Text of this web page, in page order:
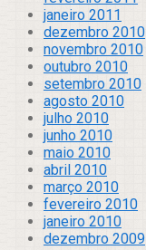
janeiro 2011
dezembro 2010
novembro 2010
outubro 2010
setembro 2010
agosto 2010
julho 2010
junho 2010
maio 2010
abril 2010
março 2010
fevereiro 2010
janeiro 2010
dezembro 2009